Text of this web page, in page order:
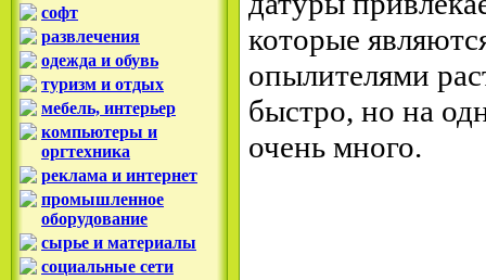
софт
развлечения
одежда и обувь
туризм и отдых
мебель, интерьер
компьютеры и
оргтехника
реклама и интернет
промышленное
оборудование
сырье и материалы
социальные сети
которые
опылителями
быстро, но на
очень много.